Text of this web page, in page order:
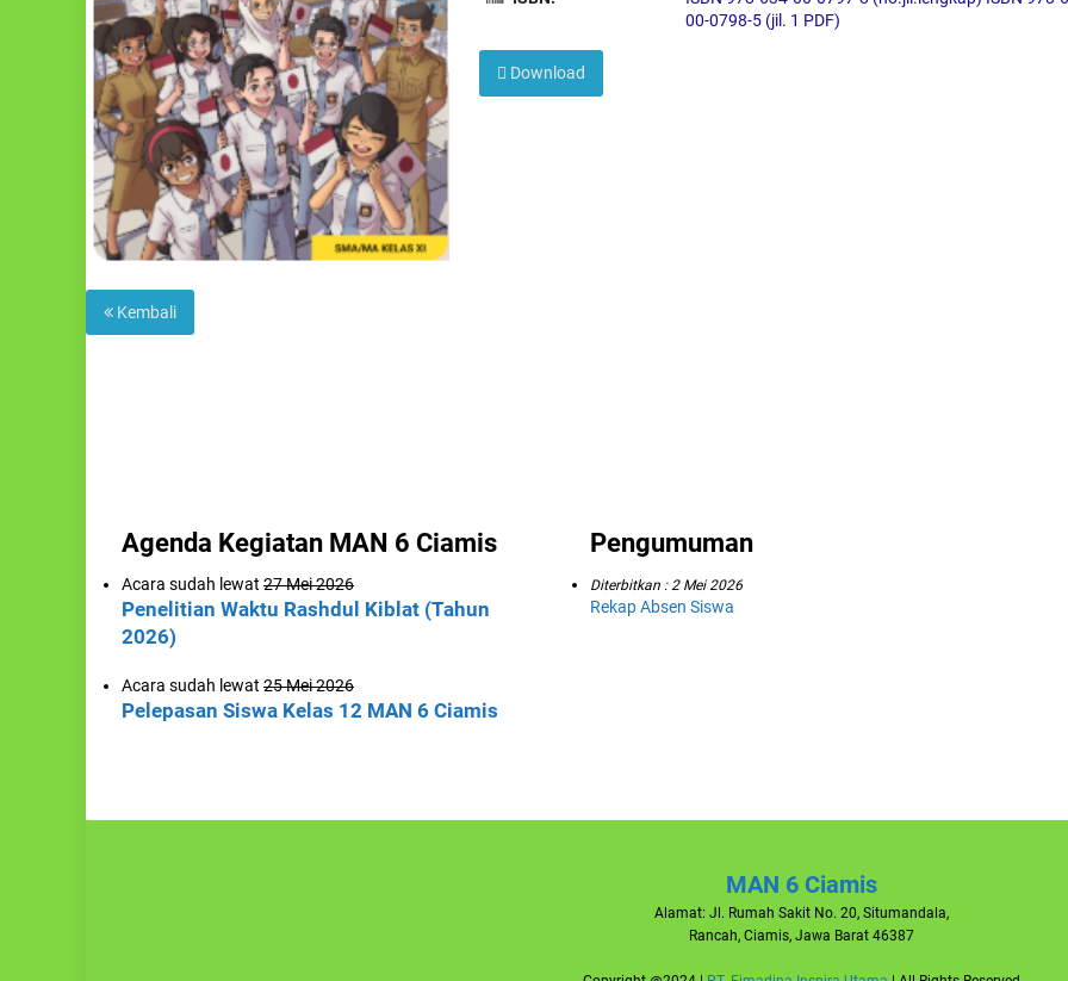
00-0798-5 (jil. 1 PDF)
Download
Kembali
Agenda Kegiatan MAN 6 Ciamis
Acara sudah lewat 27 Mei 2026
Penelitian Waktu Rashdul Kiblat (Tahun
2026)
Acara sudah lewat 25 Mei 2026
Pelepasan Siswa Kelas 12 MAN 6 Ciamis
Pengumuman
Diterbitkan :2 Mei 2026
Rekap Absen Siswa
MAN 6 Ciamis
Alamat: Jl. Rumah Sakit No. 20, Situmandala,
Rancah, Ciamis, Jawa Barat 46387